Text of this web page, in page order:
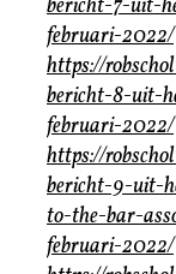
bericht-7-uit-
februari-2022/
https://
bericht-8-uit-
februari-2022/
https://
bericht-9-uit-
to-the-bar-
februari-2022/